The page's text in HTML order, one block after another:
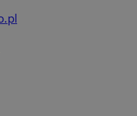
orzesze.com.pl